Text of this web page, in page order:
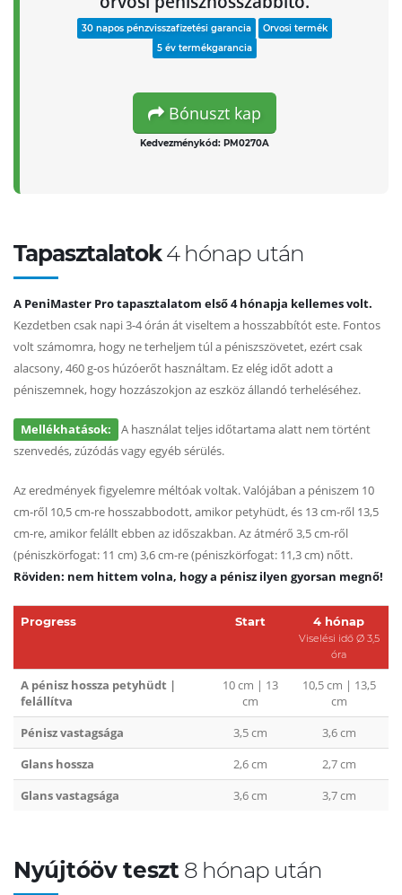
30 napos pénzvisszafizetési garancia
Orvosi termék
5 év termékgarancia
Bónuszt kap
Kedvezménykód: PM0270A
Tapasztalatok4 hónap után
A PeniMaster Pro tapasztalatom első 4 hónapja kellemes volt.
Kezdetben csak napi 3-4 órán át viseltem a hosszabbítót este. Fontos
volt számomra, hogy ne terheljem túl a péniszszövetet, ezért csak
alacsony, 460 g-os húzóerőt használtam. Ez elég időt adott a
péniszemnek, hogy hozzászokjon az eszköz állandó terheléséhez.
Mellékhatások:
A használat teljes időtartama alatt nem történt
szenvedés, zúzódás vagy egyéb sérülés.
Az eredmények figyelemre méltóak voltak. Valójában a péniszem 10
cm-ről 10,5 cm-re hosszabbodott, amikor petyhüdt, és 13 cm-ről 13,5
cm-re, amikor felállt ebben az időszakban. Az átmérő 3,5 cm-ről
(péniszkörfogat: 11 cm) 3,6 cm-re (péniszkörfogat: 11,3 cm) nőtt.
Röviden: nem hittem volna, hogy a pénisz ilyen gyorsan megnő!
Progress Start 4 hónap
Viselési idő Ø 3,5
óra
A pénisz hossza petyhüdt |
felállítva
10 cm | 13
cm
10,5 cm | 13,5
cm
Pénisz vastagsága
3,5 cm
3,6 cm
Glans hossza
2,6 cm
2,7 cm
Glans vastagsága
3,6 cm 3,7 cm
Nyújtóöv teszt8 hónap után